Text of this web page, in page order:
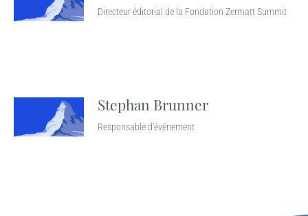
Directeur éditorial de la Fondation Zermatt Summit
Stephan Brunner
Responsable d'événement